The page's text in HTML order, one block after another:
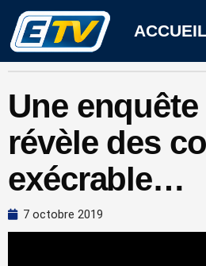
Aller
contenu
Une
révèle des
exécrable…
7 octobre 2019